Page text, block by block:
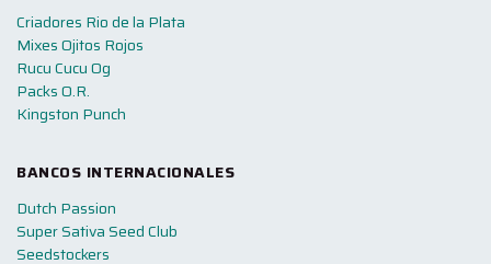
Criadores Rio de la Plata
Mixes Ojitos Rojos
Rucu Cucu Og
Packs O.R.
Kingston Punch
BANCOS INTERNACIONALES
Dutch Passion
Super Sativa Seed Club
Seedstockers